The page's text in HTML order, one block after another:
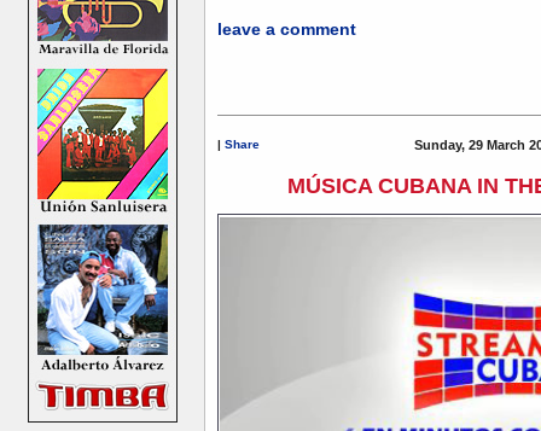
leave a comment
| Share Sunday, 29 March
MÚSICA CUBANA IN